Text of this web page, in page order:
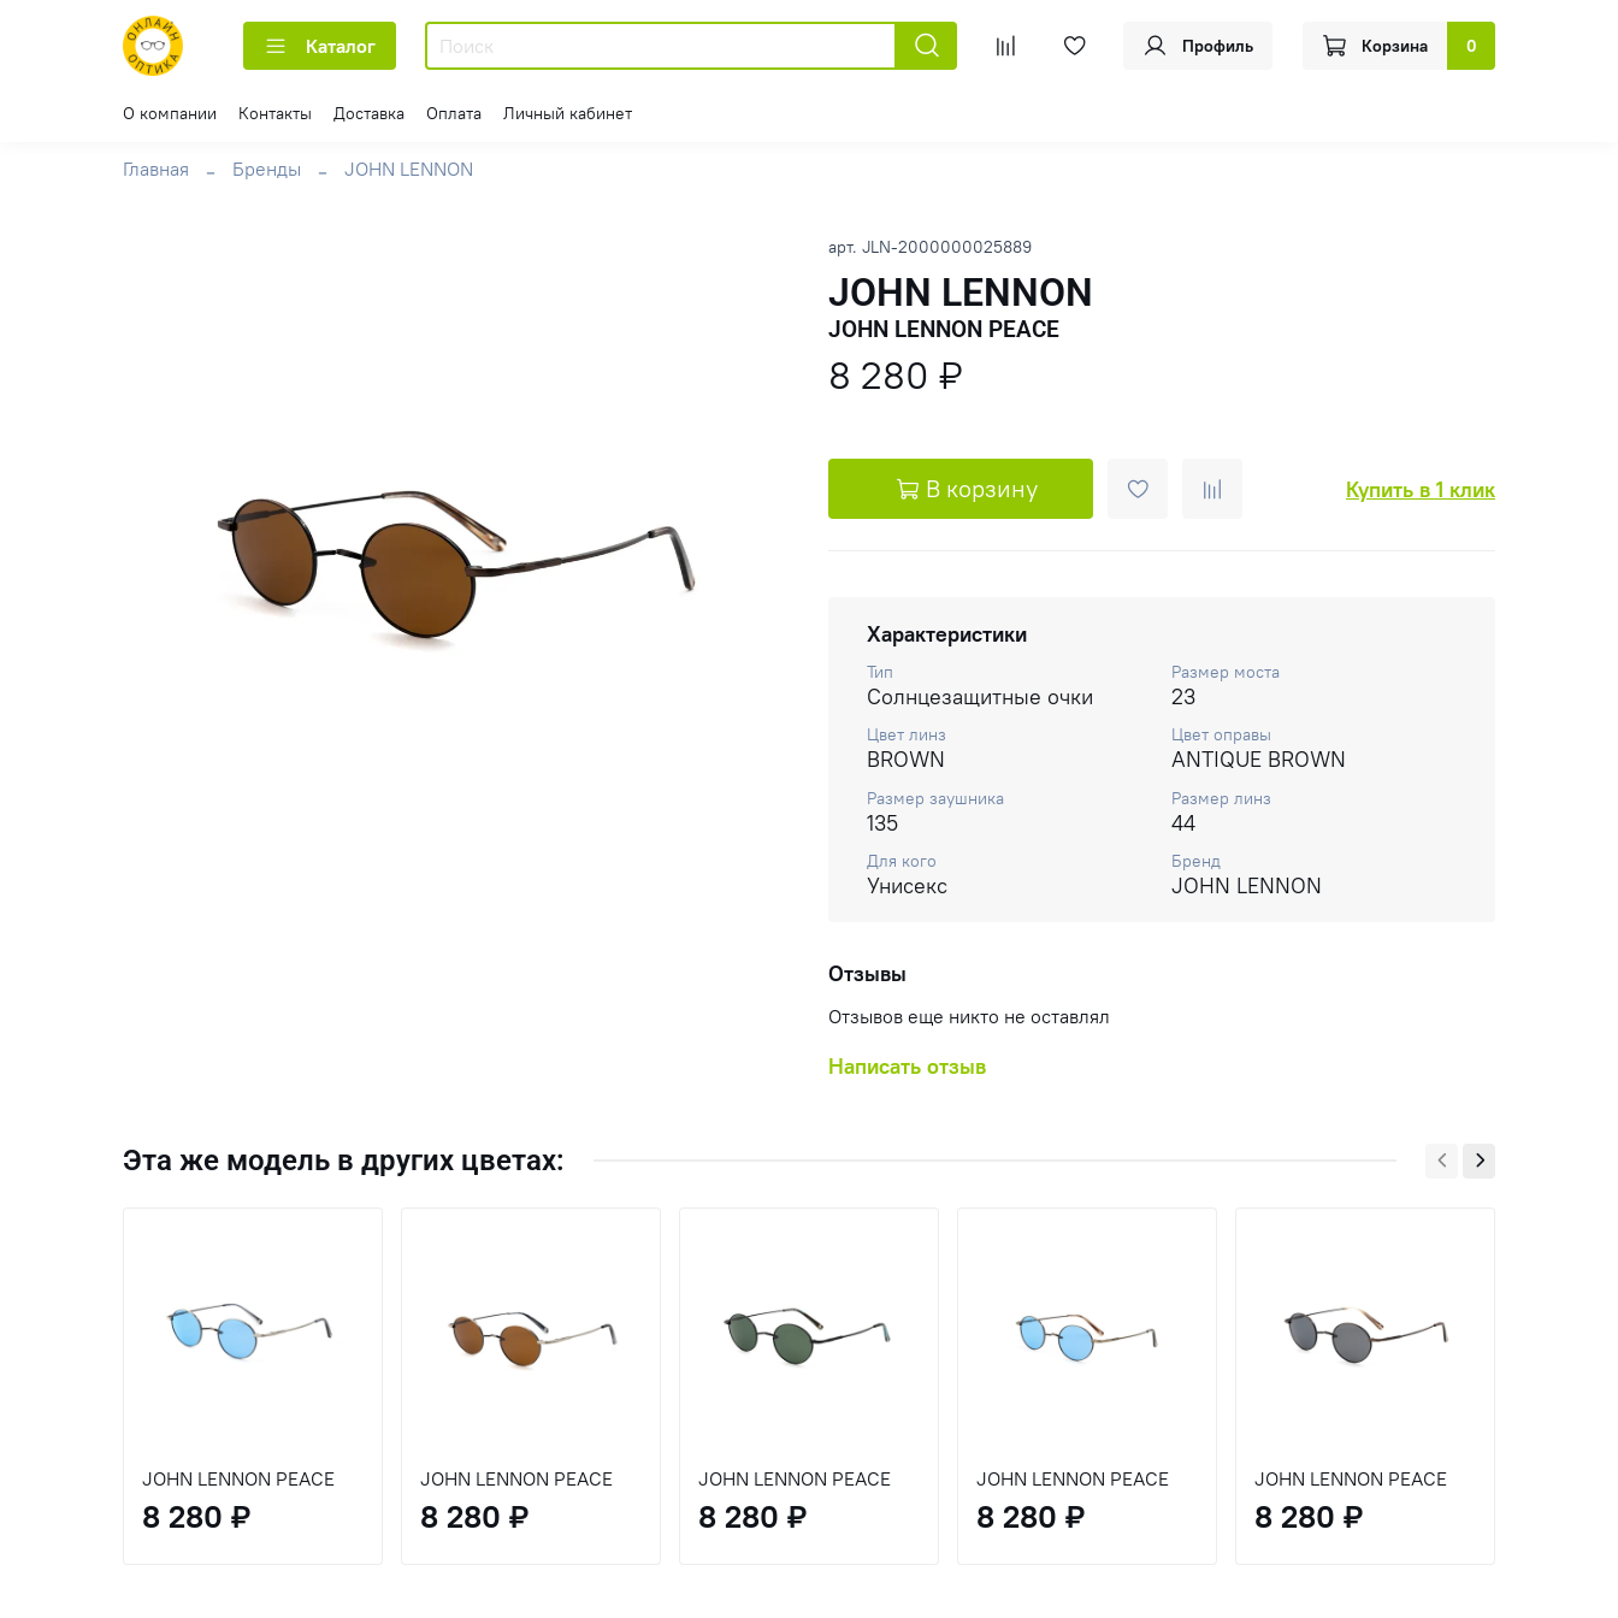
Каталог Профиль Корзина 0
О компании Контакты Доставка Оплата Личный кабинет
Главная Бренды JOHN LENNON
арт. JLN-2000000025889
JOHN LENNON
JOHN LENNON PEACE
8 280 ₽
В корзину Купить в 1 клик
Характеристики
Тип
Солнцезащитные очки
Размер моста
23
Цвет линз
BROWN
Цвет оправы
ANTIQUE BROWN
Размер заушника
135
Размер линз
44
Для кого
Унисекс
Бренд
JOHN LENNON
Отзывы
Отзывов еще никто не оставлял
Написать отзыв
Эта же модель в других цветах:
JOHN LENNON PEACE
8 280 ₽
JOHN LENNON PEACE
8 280 ₽
JOHN LENNON PEACE
8 280 ₽
JOHN LENNON PEACE
8 280 ₽
JOHN LENNON PEACE
8 280 ₽